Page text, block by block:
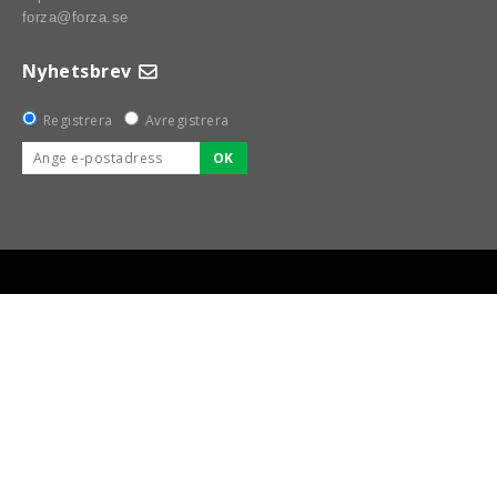
forza@forza.se
Nyhetsbrev
Registrera
Avregistrera
OK